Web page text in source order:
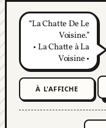
La Chatte De Le
Voisine.
• La Chatte à La
Voisine •
À L'AFFICHE